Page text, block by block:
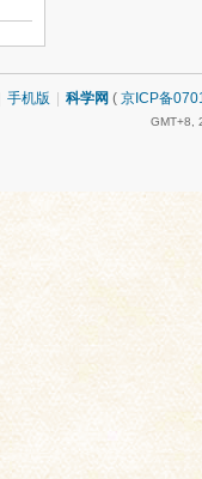
手机版 科学网 ( 京ICP备
GMT+8,